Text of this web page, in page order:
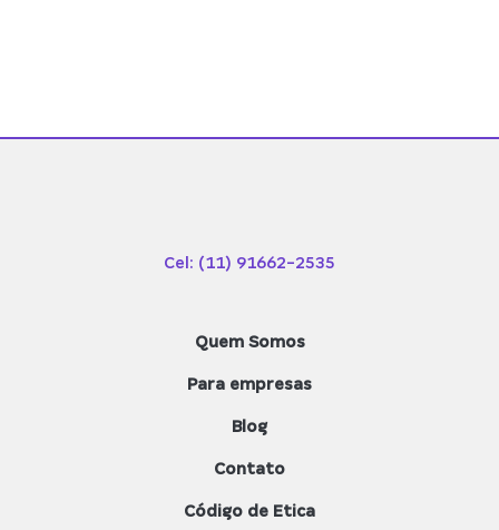
Cel: (11) 91662-2535
Quem Somos
Para empresas
Blog
Contato
Código de Etica